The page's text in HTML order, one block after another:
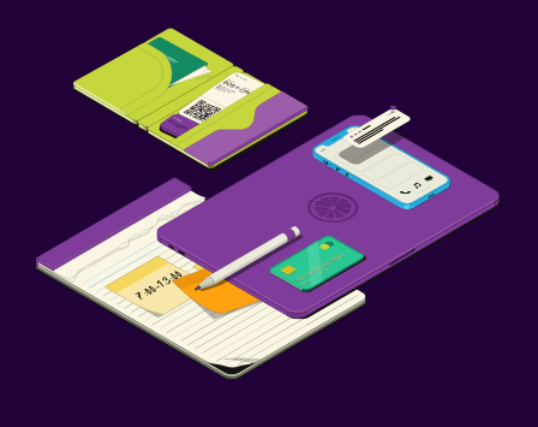
Servicio de planchado
Servicios de lavandería/tintorería
Plancha y tabla de planchar
Habitación
Almohada de plumas
Enchufe cerca de la cama